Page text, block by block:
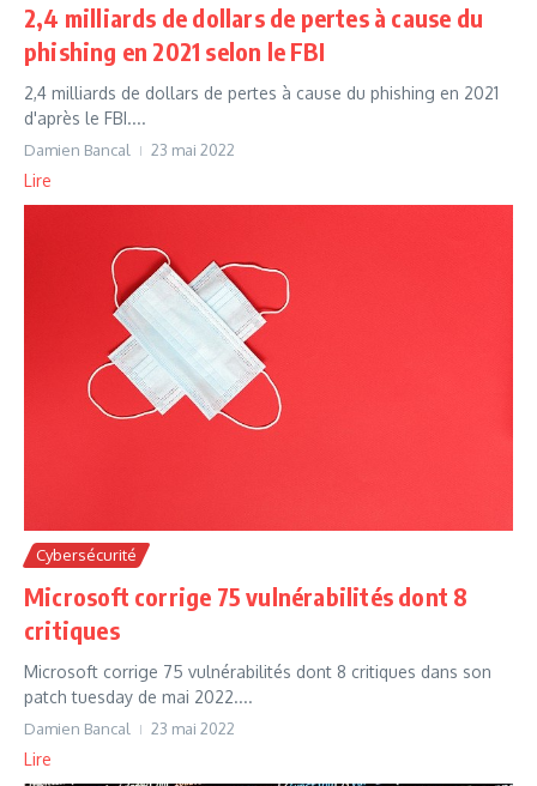
2,4 milliards de dollars de pertes à cause du
phishing en 2021 selon le FBI
2,4 milliards de dollars de pertes à cause du phishing en 2021
d'après le FBI....
Damien Bancal 23 mai 2022
Lire
Cybersécurité
Microsoft corrige 75 vulnérabilités dont 8
critiques
Microsoft corrige 75 vulnérabilités dont 8 critiques dans son
patch tuesday de mai 2022....
Damien Bancal 23 mai 2022
Lire